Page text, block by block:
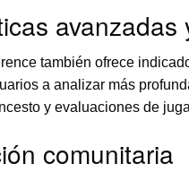
avanzadas
también ofrece
a analizar más
y evaluaciones de
comunitaria